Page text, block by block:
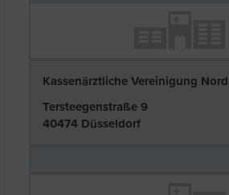
Kassenärztliche Vereinigung
Tersteegenstraße 9
40474 Düsseldorf